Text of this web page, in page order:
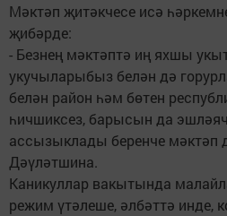
Мәктәп җитәкчесе исә
җибәрде:
- Безнең мәктәптә иң яхшы
укучыларыбыз белән дә
белән район һәм бөтен
һичшиксез, барысын да
ассызыклады беренче мәктәп
Дәүләтшина.
Каникуллар вакытында
режим үтәлеше, әлбәттә инде,